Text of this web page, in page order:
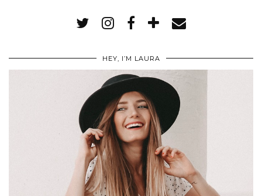
HEY, I’M LAURA